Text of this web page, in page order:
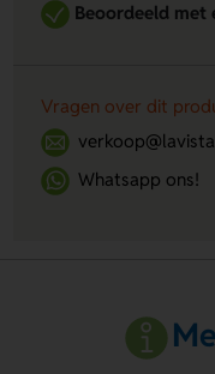
Beoordeeld met
Vragen over dit
Whatsapp ons!